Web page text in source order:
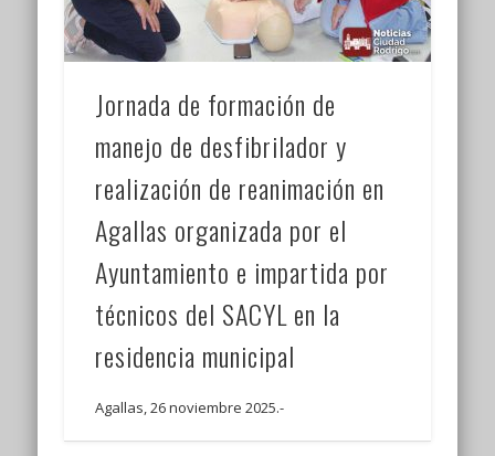
Jornada de formación de
manejo de desfibrilador y
realización de reanimación en
Agallas organizada por el
Ayuntamiento e impartida por
técnicos del SACYL en la
residencia municipal
Agallas, 26 noviembre 2025.-